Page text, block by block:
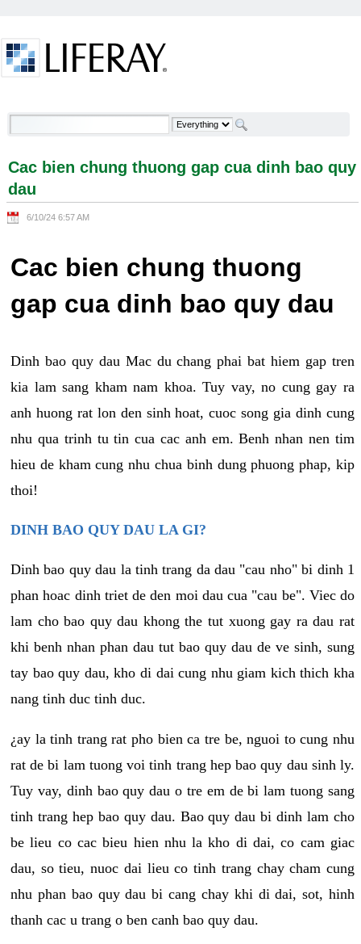
Cac bien chung thuong gap cua dinh bao quy dau -
Cac bien chung thuong gap cua dinh bao quy
dau
6/10/24 6:57 AM
Cac bien chung thuong
gap cua dinh bao quy dau
Dinh bao quy dau Mac du chang phai bat hiem gap tren
kia lam sang kham nam khoa. Tuy vay, no cung gay ra
anh huong rat lon den sinh hoat, cuoc song gia dinh cung
nhu qua trinh tu tin cua cac anh em. Benh nhan nen tim
hieu de kham cung nhu chua binh dung phuong phap, kip
thoi!
DINH BAO QUY DAU LA GI?
Dinh bao quy dau la tinh trang da dau "cau nho" bi dinh 1
phan hoac dinh triet de den moi dau cua "cau be". Viec do
lam cho bao quy dau khong the tut xuong gay ra dau rat
khi benh nhan phan dau tut bao quy dau de ve sinh, sung
tay bao quy dau, kho di dai cung nhu giam kich thich kha
nang tinh duc tinh duc.
¿ay la tinh trang rat pho bien ca tre be, nguoi to cung nhu
rat de bi lam tuong voi tinh trang hep bao quy dau sinh ly.
Tuy vay, dinh bao quy dau o tre em de bi lam tuong sang
tinh trang hep bao quy dau. Bao quy dau bi dinh lam cho
be lieu co cac bieu hien nhu la kho di dai, co cam giac
dau, so tieu, nuoc dai lieu co tinh trang chay cham cung
nhu phan bao quy dau bi cang chay khi di dai, sot, hinh
thanh cac u trang o ben canh bao quy dau.